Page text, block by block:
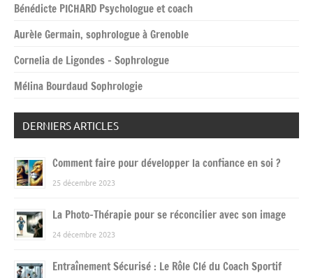
Bénédicte PICHARD Psychologue et coach
Aurèle Germain, sophrologue à Grenoble
Cornelia de Ligondes – Sophrologue
Mélina Bourdaud Sophrologie
DERNIERS ARTICLES
Comment faire pour développer la confiance en soi ?
25 décembre 2023
La Photo-Thérapie pour se réconcilier avec son image
24 décembre 2023
Entraînement Sécurisé : Le Rôle Clé du Coach Sportif